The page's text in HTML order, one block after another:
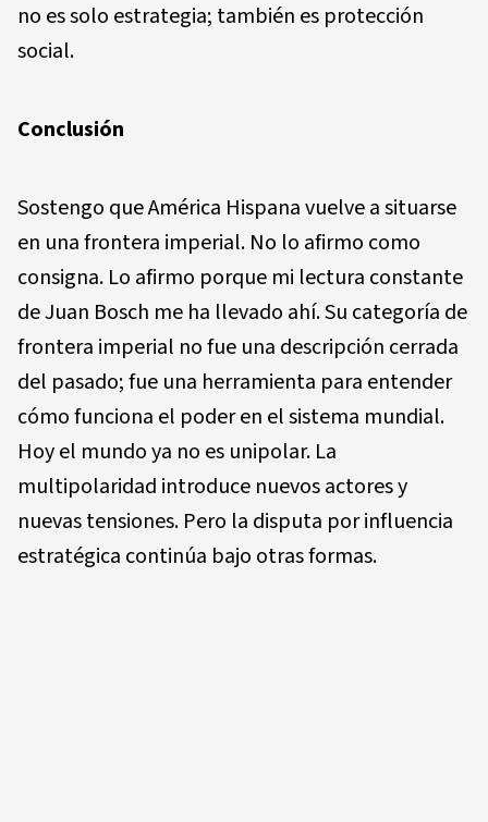
no es solo estrategia; también es protección
social.
Conclusión
Sostengo que América Hispana vuelve a situarse
en una frontera imperial. No lo afirmo como
consigna. Lo afirmo porque mi lectura constante
de Juan Bosch me ha llevado ahí. Su categoría de
frontera imperial no fue una descripción cerrada
del pasado; fue una herramienta para entender
cómo funciona el poder en el sistema mundial.
Hoy el mundo ya no es unipolar. La
multipolaridad introduce nuevos actores y
nuevas tensiones. Pero la disputa por influencia
estratégica continúa bajo otras formas.